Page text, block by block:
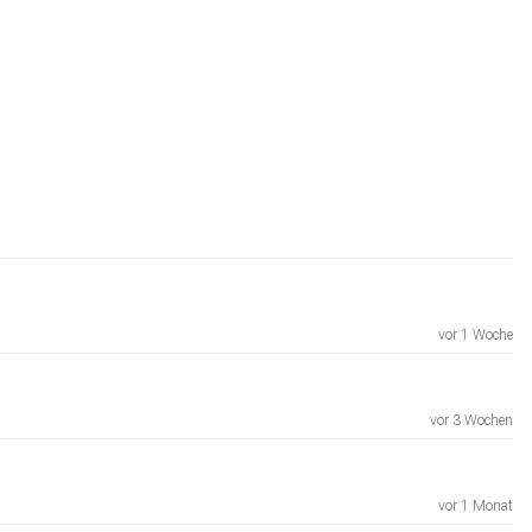
vor 1 Woche
vor 3 Wochen
vor 1 Monat